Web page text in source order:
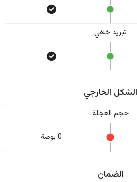
تبريد خلفي
الشكل الخارجي
حجم العجلة
0 بوصة
الضمان